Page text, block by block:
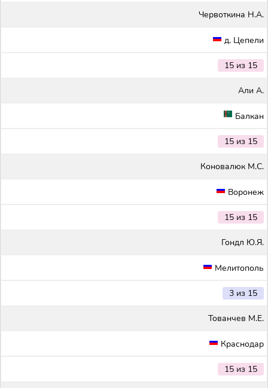
Червоткина Н.А.
д. Цепели
15 из 15
Али А.
Балкан
15 из 15
Коновалюк М.С.
Воронеж
15 из 15
Гондл Ю.Я.
Мелитополь
3 из 15
Тованчев М.Е.
Краснодар
15 из 15